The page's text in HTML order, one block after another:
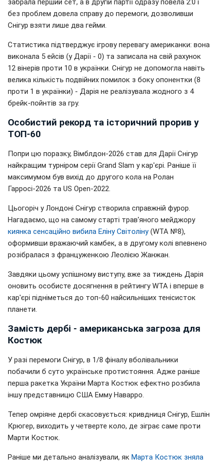
без проблем довела справу до перемоги, дозволивши
Снігур взяти лише два гейми.
Статистика підтверджує ігрову перевагу американки: вона
виконала 5 ейсів (у Дарії - 0) та записала на свій рахунок
12 вінерів проти 10 в українки. Снігур не допомогла навіть
велика кількість подвійних помилок з боку опонентки (8
проти 1 в українки) - Дарія не реалізувала жодного з 4
брейк-пойнтів за гру.
Особистий рекорд та історичний прорив у
ТОП-60
Попри цю поразку, Вімблдон-2026 став для Дарії Снігур
найкращим турніром серії Grand Slam у кар'єрі. Раніше її
максимумом був вихід до другого кола на Ролан
Гарросі-2026 та US Open-2022.
Цьогоріч у Лондоні Снігур створила справжній фурор.
Нагадаємо, що на самому старті трав'яного мейджору
киянка сенсаційно вибила Еліну Світоліну(WTA №8),
оформивши вражаючий камбек, а в другому колі впевнено
розібралася з француженкою Леолією Жанжан.
Завдяки цьому успішному виступу, вже за тиждень Дарія
оновить особисте досягнення в рейтингу WTA і вперше в
кар'єрі підніметься до топ-60 найсильніших тенісисток
планети.
Замість дербі - американська загроза для
Костюк
У разі перемоги Снігур, в 1/8 фіналу вболівальники
побачили б суто українське протистояння. Адже раніше
перша ракетка України Марта Костюк ефектно розбила
іншу представницю США Емму Наварро.
Тепер омріяне дербі скасовується: кривдниця Снігур, Ешлін
Крюгер, виходить у четверте коло, де зіграє саме проти
Марти Костюк.
Раніше ми детально аналізували, як Марта Костюк зняла